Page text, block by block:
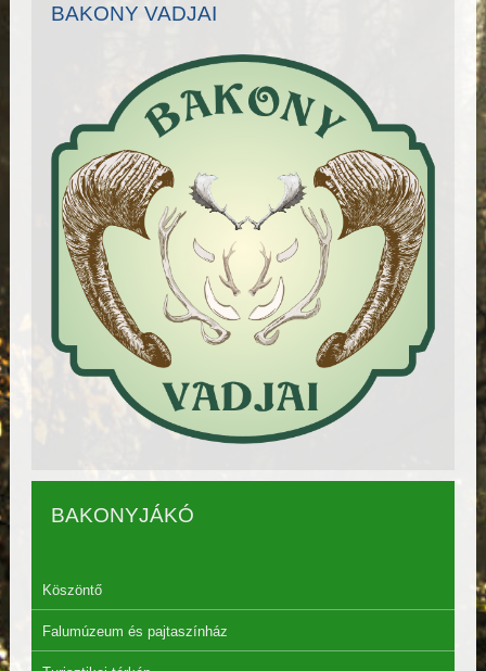
BAKONY VADJAI
BAKONYJÁKÓ
Köszöntő
Falumúzeum és pajtaszínház